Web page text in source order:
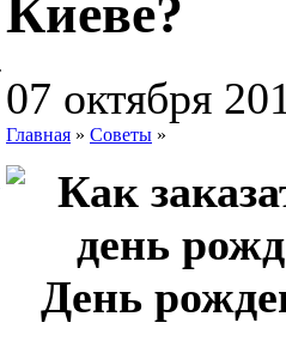
Киеве?
07 октября
Главная » Советы »
День